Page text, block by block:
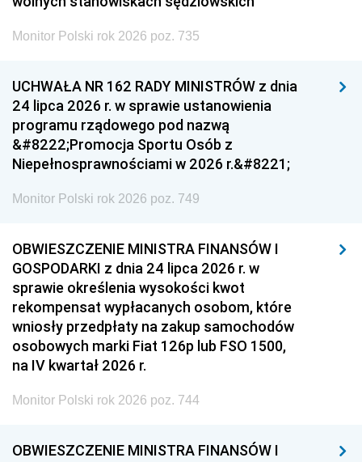
Monitor Polski rok 2026 poz. 735
UCHWAŁA NR 162 RADY MINISTRÓW z dnia
24 lipca 2026 r. w sprawie ustanowienia
programu rządowego pod nazwą
&#8222;Promocja Sportu Osób z
Niepełnosprawnościami w 2026 r.&#8221;
Monitor Polski rok 2026 poz. 749
OBWIESZCZENIE MINISTRA FINANSÓW I
GOSPODARKI z dnia 24 lipca 2026 r. w
sprawie określenia wysokości kwot
rekompensat wypłacanych osobom, które
wniosły przedpłaty na zakup samochodów
osobowych marki Fiat 126p lub FSO 1500,
na IV kwartał 2026 r.
Monitor Polski rok 2026 poz. 744
OBWIESZCZENIE MINISTRA FINANSÓW I